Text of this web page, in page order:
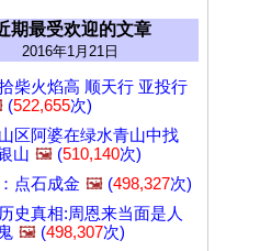
期最受欢迎的文章
2016年1月21日
柴火焰高 顺天行 亚投行
(522,655次)
区阿婆在绿水青山中找
山 🖼️ (510,140次)
点石成金 🖼️ (498,327次)
史真相:周恩来当面是人
🖼️ (498,307次)